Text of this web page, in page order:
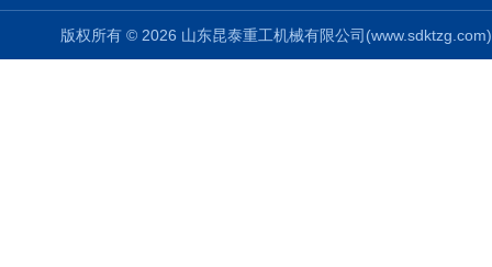
版权所有 © 2026 山东昆泰重工机械有限公司